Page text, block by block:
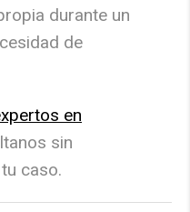
durante un
de
en
sin
caso.